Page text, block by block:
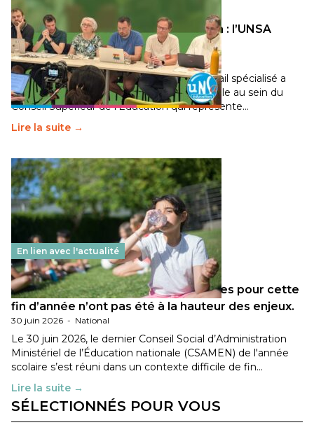
Transition écologique de l’éducation : l’UNSA
Éducation fait bouger les lignes
30 juin 2026-National
Pendant plusieurs mois, un groupe de travail spécialisé a
travaillé sur la transition écologique de l’Ecole au sein du
Conseil Supérieur de l’Éducation qui représente…
Lire la suite →
En lien avec l'actualité
Les décisions ministérielles attendues pour cette
fin d’année n’ont pas été à la hauteur des enjeux.
30 juin 2026 - National
Le 30 juin 2026, le dernier Conseil Social d’Administration
Ministériel de l’Éducation nationale (CSAMEN) de l'année
scolaire s’est réuni dans un contexte difficile de fin…
Lire la suite →
SÉLECTIONNÉS POUR VOUS